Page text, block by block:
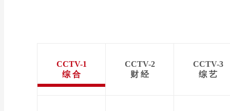
CCTV-1
综 合
CCTV-2
财 经
CCTV-3
综 艺